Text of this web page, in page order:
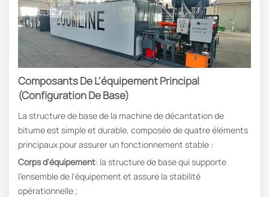
Composants De L'équipement Principal
(configuration De Base)
La structure de base de la machine de décantation de
bitume est simple et durable, composée de quatre éléments
principaux pour assurer un fonctionnement stable :
Corps d'équipement: la structure de base qui supporte
l'ensemble de l'équipement et assure la stabilité
opérationnelle ;